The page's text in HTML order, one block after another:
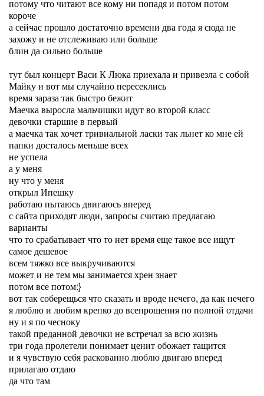
потому что читают все кому ни попадя и потом потом
короче
а сейчас прошло достаточно времени два года я сюда не
захожу и не отслеживаю или больше
блин да сильно больше
тут был концерт Васи К Люка приехала и привезла с собой
Майку и вот мы случайно пересеклись
время зараза так быстро бежит
Маечка выросла мальчишки идут во второй класс
девочки старшие в первый
а маечка так хочет тривиальной ласки так льнет ко мне ей
папки досталось меньше всех
не успела
а у меня
ну что у меня
открыл Ипешку
работаю пытаюсь двигаюсь вперед
с сайта приходят люди, запросы считаю предлагаю
варианты
что то срабатывает что то нет время еще такое все ищут
самое дешевое
всем тяжко все выкручиваются
может и не тем мы занимается хрен знает
потом все потом:}
вот так соберещься что сказать и вроде нечего, да как нечего
я люблю и любим крепко до всепрощения по полной отдачи
ну и я по чесноку
такой преданной девочки не встречал за всю жизнь
три года пролетели понимает ценит обожает тащится
и я чувствую себя раскованно люблю двигаю вперед
прилагаю отдаю
да что там